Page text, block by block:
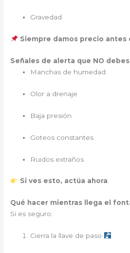
Gravedad
Siempre damos precio antes
Señales de alerta que NO
Manchas de humedad
Olor a drenaje
Baja presión
Goteos constantes
Ruidos extraños
Si ves esto, actúa ahora.
Qué hacer mientras llega el
Si es seguro:
Cierra la llave de paso